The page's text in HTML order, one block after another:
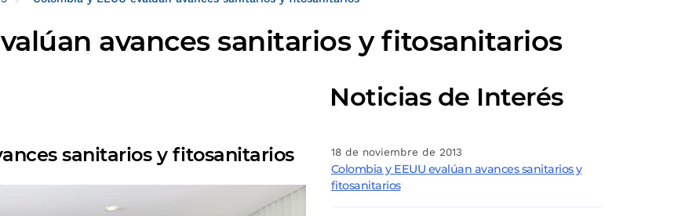
avances sanitarios y fitosanitarios
sanitarios y fitosanitarios
Noticias de Interés
18 de noviembre de 2013
Colombia y EEUU evalúan avances sanitarios y
fitosanitarios